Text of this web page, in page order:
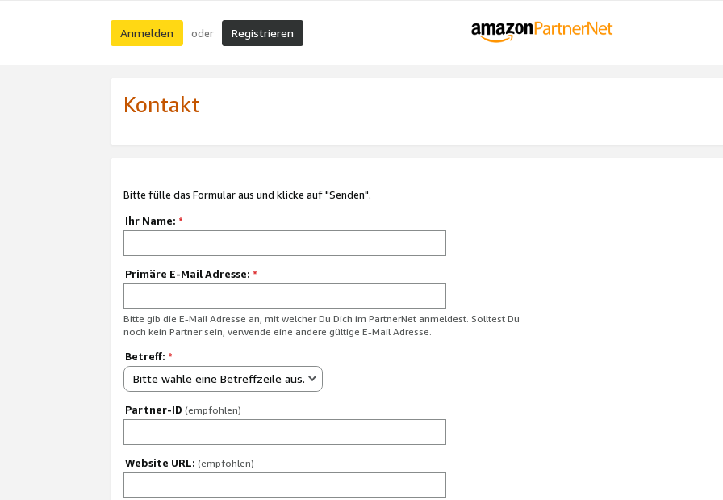
Anmelden oder Registrieren
Kontakt
Bitte fülle das Formular aus und klicke auf "Senden".
Ihr Name: *
Primäre E-Mail Adresse: *
Bitte gib die E-Mail Adresse an, mit welcher Du Dich im PartnerNet anmeldest. Solltest Du
noch kein Partner sein, verwende eine andere gültige E-Mail Adresse.
Betreff: *
Bitte wähle eine Betreffzeile aus.
Partner-ID (empfohlen)
Website URL: (empfohlen)